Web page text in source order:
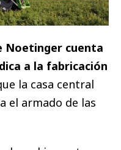
Noetinger cuenta
a la fabricación
la casa central
el armado de las